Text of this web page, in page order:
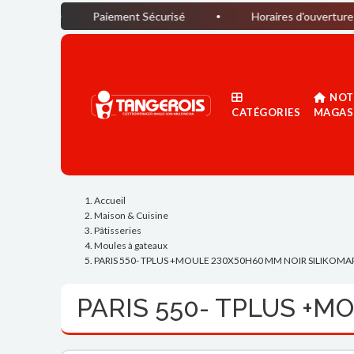
Paiement Sécurisé Horaires d'ouverture du magasin :
CATÉGORIES
Accueil
Maison & Cuisine
Pâtisseries
Moules à gateaux
PARIS 550- TPLUS +MOULE 230X50H60 MM NOIR
PARIS 550- TPLUS